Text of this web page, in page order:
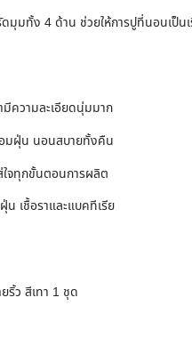
มุมทั้ง 4 ด้าน ช่วยให้การปูที่นอนเป็น
ความละเอียดนุ่มมาก
มฝุ่น นอนสบายทั้งคืน
ใจทุกขั้นตอนการผลิต
เชื้อราและแบคทีเรีย
ริ้ว สีเทา 1 ชุด